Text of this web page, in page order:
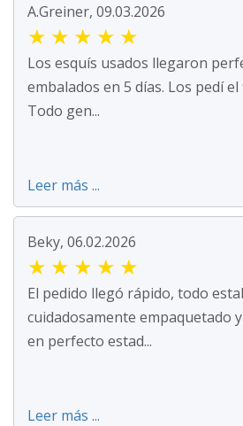
A.Greiner, 09.03.2026
★ ★ ★ ★ ★
Los esquís usados llegaron
embalados en 5 días. Los pedí el
Todo gen...
Leer más ...
Beky, 06.02.2026
★ ★ ★ ★ ★
El pedido llegó rápido, todo
cuidadosamente empaquetado
en perfecto estad...
Leer más ...